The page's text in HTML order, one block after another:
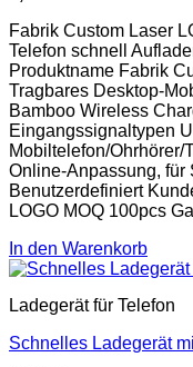
Fabrik Custom Laser
Telefon schnell
Produktname Fabrik
Tragbares Desktop-
Bamboo Wireless
Eingangssignaltypen
Mobiltelefon/Ohrhörer/
Online-Anpassung, für
Benutzerdefiniert
LOGO MOQ 100pcs
In den Warenkorb
Ladegerät für Telefon
Schnelles Ladegerät